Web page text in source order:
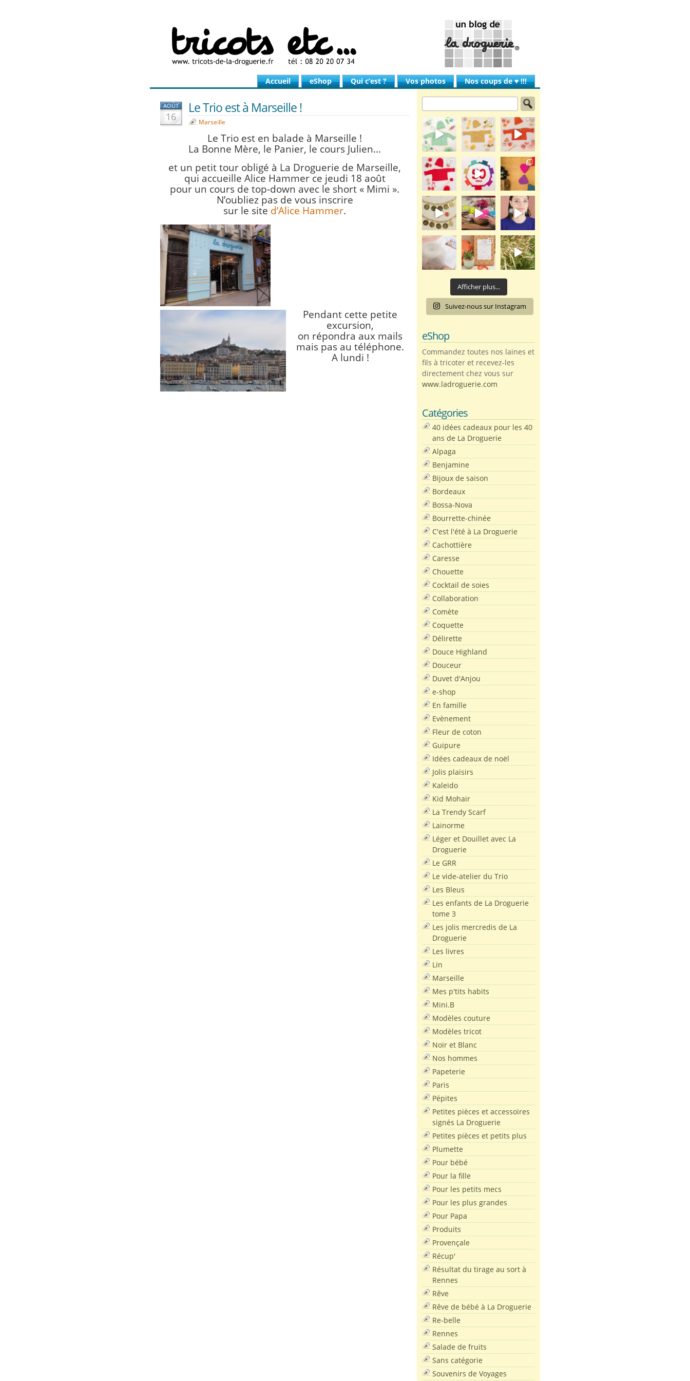
Accueil eShop Qui c’est ? Vos photos Nos coups de ♥ !!!
AOÛT
16
Le Trio est à Marseille !
Marseille
Le Trio est en balade à Marseille !
La Bonne Mère, le Panier, le cours Julien…
et un petit tour obligé à La Droguerie de Marseille,
qui accueille Alice Hammer ce jeudi 18 août
pour un cours de top-down avec le short « Mimi ».
N’oubliez pas de vous inscrire
sur le site d’Alice Hammer.
Pendant cette petite
excursion,
on répondra aux mails
mais pas au téléphone.
A lundi !
Afficher plus...
Suivez-nous sur Instagram
eShop
Commandez toutes nos laines et
fils à tricoter et recevez-les
directement chez vous sur
www.ladroguerie.com
Catégories
40 idées cadeaux pour les 40
ans de La Droguerie
Alpaga
Benjamine
Bijoux de saison
Bordeaux
Bossa-Nova
Bourrette-chinée
C'est l'été à La Droguerie
Cachottière
Caresse
Chouette
Cocktail de soies
Collaboration
Comète
Coquette
Délirette
Douce Highland
Douceur
Duvet d'Anjou
e-shop
En famille
Evènement
Fleur de coton
Guipure
Idées cadeaux de noël
Jolis plaisirs
Kaleïdo
Kid Mohair
La Trendy Scarf
Lainorme
Léger et Douillet avec La
Droguerie
Le GRR
Le vide-atelier du Trio
Les Bleus
Les enfants de La Droguerie
tome 3
Les jolis mercredis de La
Droguerie
Les livres
Lin
Marseille
Mes p'tits habits
Mini.B
Modèles couture
Modèles tricot
Noir et Blanc
Nos hommes
Papeterie
Paris
Pépites
Petites pièces et accessoires
signés La Droguerie
Petites pièces et petits plus
Plumette
Pour bébé
Pour la fille
Pour les petits mecs
Pour les plus grandes
Pour Papa
Produits
Provençale
Récup'
Résultat du tirage au sort à
Rennes
Rêve
Rêve de bébé à La Droguerie
Re-belle
Rennes
Salade de fruits
Sans catégorie
Souvenirs de Voyages